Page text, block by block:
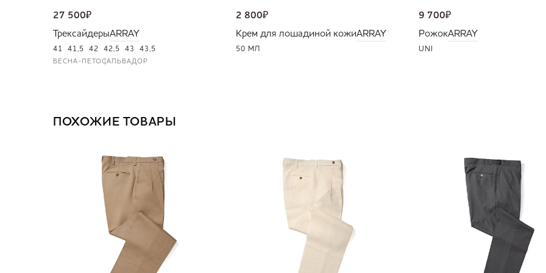
27 500₽
ТрексайдерыARRAY
41 41,5 42 42,5 43 43,5
ВЕСНА-ЛЕТОСАЛЬВАДОР
2 800₽
Крем для лошадиной кожиARRAY
50 МЛ
9 700₽
РожокARRAY
UNI
ПОХОЖИЕ ТОВАРЫ